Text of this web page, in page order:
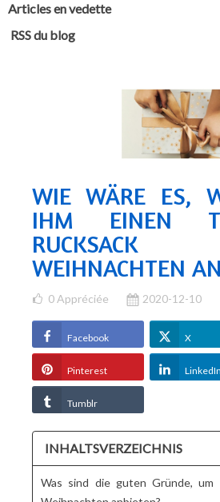
Articles en vedette
RSS du blog
WIE WÄRE ES,
IHM EINEN
WEIHNACHTEN
0 Appréciée 2020-12-10
Facebook X
Pinterest LinkedIn
Tumblr
INHALTSVERZEICHNIS
Was sind die guten Gründe, um